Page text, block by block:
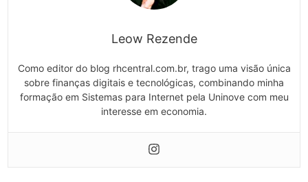
Leow Rezende
Como editor do blog rhcentral.com.br, trago uma visão única
sobre finanças digitais e tecnológicas, combinando minha
formação em Sistemas para Internet pela Uninove com meu
interesse em economia.